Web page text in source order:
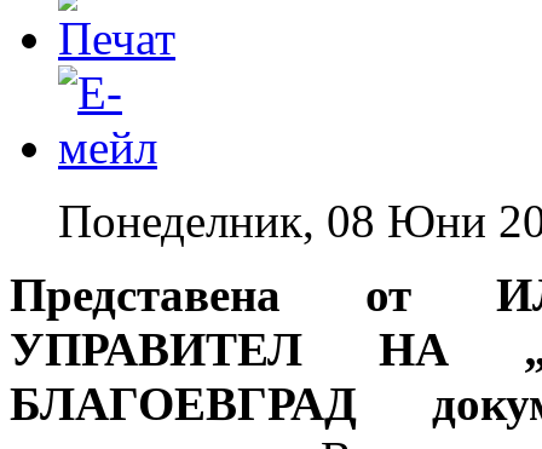
Понеделник, 08 Юни
Представена от
УПРАВИТЕЛ НА
БЛАГОЕВГРАД